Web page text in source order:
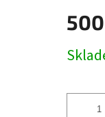
cena: